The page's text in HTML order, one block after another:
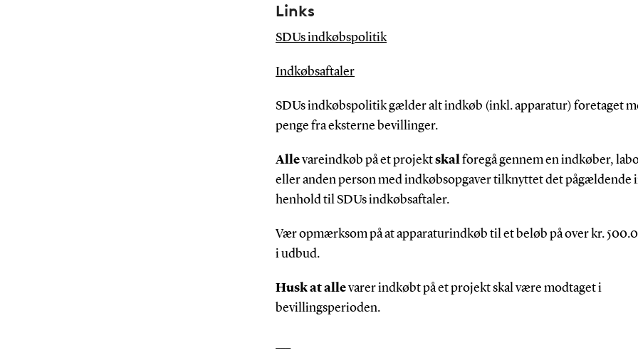
Links
SDUs indkøbspolitik
Indkøbsaftaler
SDUs indkøbspolitik gælder alt indkøb (inkl. apparatur) foretaget
penge fra eksterne bevillinger.
Allevareindkøb på et projektskal foregå gennem en indkøber,
eller anden person med indkøbsopgaver tilknyttet det pågældende
henhold til SDUs indkøbsaftaler.
Vær opmærksom på at apparaturindkøb til et beløb på over kr.
i udbud.
Husk at allevarer indkøbt på et projekt skal være modtaget i
bevillingsperioden.